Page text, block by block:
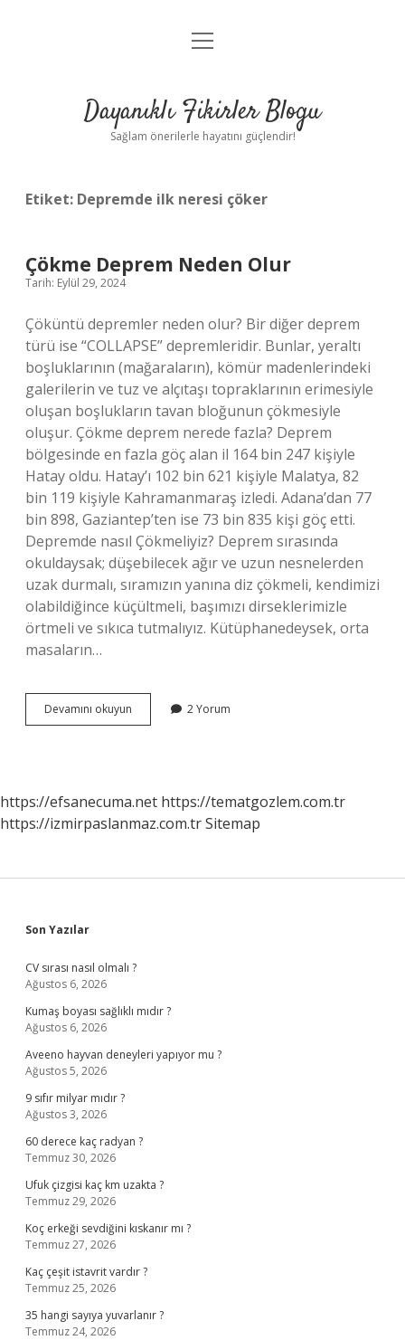
Anasayfa
Yasal Uyarı
menüyü
Dayanıklı Fikirler Blogu
Sağlam önerilerle hayatını güçlendir!
Etiket: Depremde ilk neresi çöker
Çökme Deprem Neden Olur
Tarih: Eylül 29, 2024
Çöküntü depremler neden olur? Bir diğer deprem
türü ise “COLLAPSE” depremleridir. Bunlar, yeraltı
boşluklarının (mağaraların), kömür madenlerindeki
galerilerin ve tuz ve alçıtaşı topraklarının erimesiyle
oluşan boşlukların tavan bloğunun çökmesiyle
oluşur. Çökme deprem nerede fazla? Deprem
bölgesinde en fazla göç alan il 164 bin 247 kişiyle
Hatay oldu. Hatay’ı 102 bin 621 kişiyle Malatya, 82
bin 119 kişiyle Kahramanmaraş izledi. Adana’dan 77
bin 898, Gaziantep’ten ise 73 bin 835 kişi göç etti.
Depremde nasıl Çökmeliyiz? Deprem sırasında
okuldaysak; düşebilecek ağır ve uzun nesnelerden
uzak durmalı, sıramızın yanına diz çökmeli, kendimizi
olabildiğince küçültmeli, başımızı dirseklerimizle
örtmeli ve sıkıca tutmalıyız. Kütüphanedeysek, orta
masaların…
Devamını okuyun
Deprem
2 Yorum
https://efsanecuma.net https://tematgozlem.com.tr
https://izmirpaslanmaz.com.trSitemap
Sidebar
Son Yazılar
CV sırası nasıl olmalı ?
Ağustos 6, 2026
Kumaş boyası sağlıklı mıdır ?
Ağustos 6, 2026
Aveeno hayvan deneyleri yapıyor mu ?
Ağustos 5, 2026
9 sıfır milyar mıdır ?
Ağustos 3, 2026
60 derece kaç radyan ?
Temmuz 30, 2026
Ufuk çizgisi kaç km uzakta ?
Temmuz 29, 2026
Koç erkeği sevdiğini kıskanır mı ?
Temmuz 27, 2026
Kaç çeşit istavrit vardır ?
Temmuz 25, 2026
35 hangi sayıya yuvarlanır ?
Temmuz 24, 2026